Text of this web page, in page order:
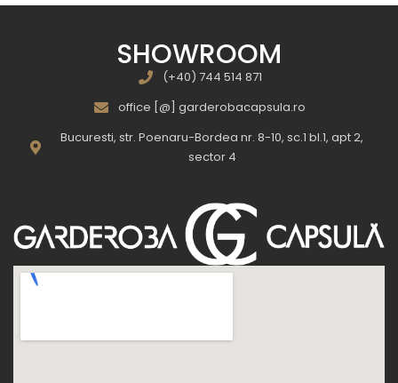
SHOWROOM
(+40) 744 514 871
office [@] garderobacapsula.ro
Bucuresti, str. Poenaru-Bordea nr. 8-10, sc.1 bl.1, apt 2,
sector 4